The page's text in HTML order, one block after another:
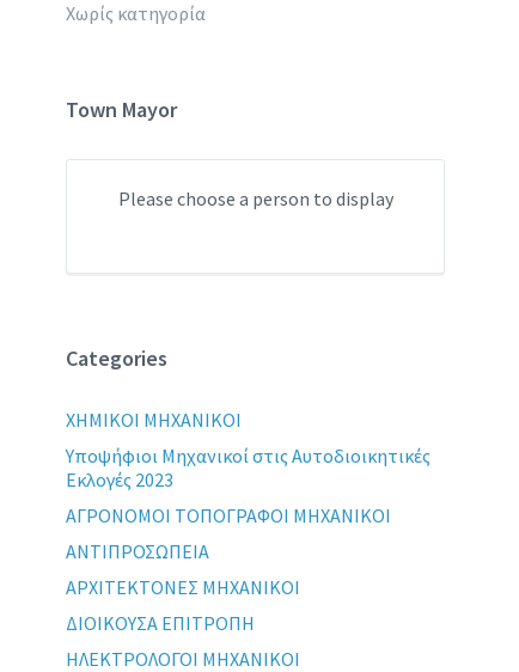
Χωρίς κατηγορία
Town Mayor
Please choose a person to display
Categories
XHMIKOI MHXANIKOI
Yποψήφιοι Μηχανικοί στις Αυτοδιοικητικές
Εκλογές 2023
ΑΓΡΟΝΟΜΟΙ ΤΟΠΟΓΡΑΦΟΙ ΜΗΧΑΝΙΚΟΙ
ΑΝΤΙΠΡΟΣΩΠΕΙΑ
ΑΡΧΙΤΕΚΤΟΝΕΣ ΜΗΧΑΝΙΚΟΙ
ΔΙΟΙΚΟΥΣΑ ΕΠΙΤΡΟΠΗ
ΗΛΕΚΤΡΟΛΟΓΟΙ ΜΗΧΑΝΙΚΟΙ